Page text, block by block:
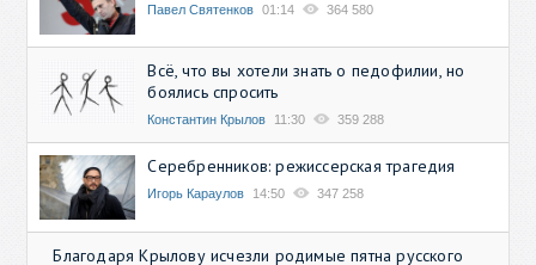
Павел Святенков 01:14 364 580
Всё, что вы хотели знать о педофилии, но
боялись спросить
Константин Крылов 11:30 359 288
Серебренников: режиссерская трагедия
Игорь Караулов 14:50 347 258
Благодаря Крылову исчезли родимые пятна русского